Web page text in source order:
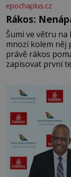
epochaplus.cz
Rákos:
Šumí ve větru
mnozí kolem něj
právě rákos
zapisovat první
letního koupání.